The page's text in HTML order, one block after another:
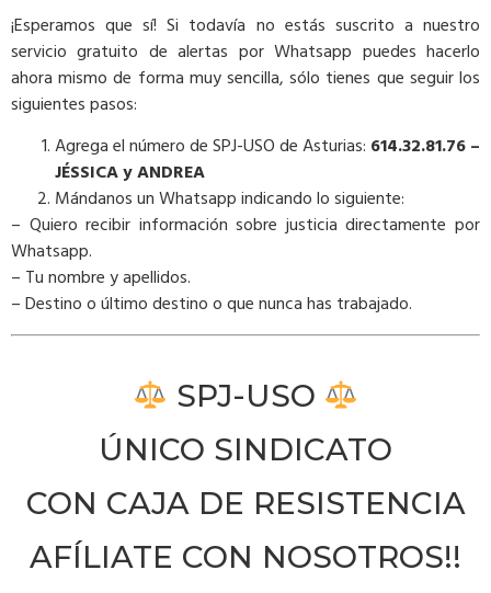
¡Esperamos que sí! Si todavía no estás suscrito a nuestro
servicio gratuito de alertas por Whatsapp puedes hacerlo
ahora mismo de forma muy sencilla, sólo tienes que seguir los
siguientes pasos:
Agrega el número de SPJ-USO de Asturias: 614.32.81.76 –
JÉSSICA y ANDREA
Mándanos un Whatsapp indicando lo siguiente:
– Quiero recibir información sobre justicia directamente por
Whatsapp.
– Tu nombre y apellidos.
– Destino o último destino o que nunca has trabajado.
SPJ-USO
ÚNICO SINDICATO
CON CAJA DE RESISTENCIA
AFÍLIATE CON NOSOTROS!!